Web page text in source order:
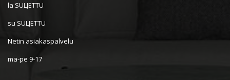
la SULJETTU
su SULJETTU
Netin asiakaspalvelu
ma-pe 9-17